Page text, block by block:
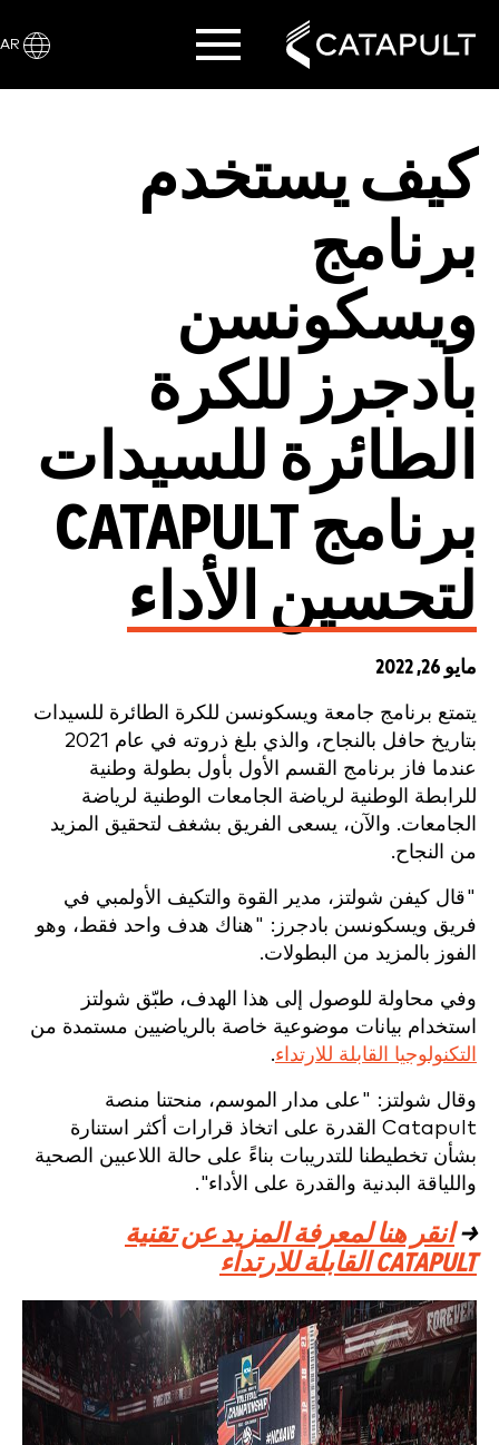
كيف يستخدم
برنامج
ويسكونسن
بادجرز للكرة
الطائرة للسيدات
برنامج CATAPULT
لتحسين الأداء
مايو 26, 2022
يتمتع برنامج جامعة ويسكونسن للكرة الطائرة للسيدات
بتاريخ حافل بالنجاح، والذي بلغ ذروته في عام 2021
عندما فاز برنامج القسم الأول بأول بطولة وطنية
للرابطة الوطنية لرياضة الجامعات الوطنية لرياضة
الجامعات. والآن، يسعى الفريق بشغف لتحقيق المزيد
من النجاح.
"قال كيفن شولتز، مدير القوة والتكيف الأولمبي في
فريق ويسكونسن بادجرز: "هناك هدف واحد فقط، وهو
الفوز بالمزيد من البطولات.
وفي محاولة للوصول إلى هذا الهدف، طبّق شولتز
استخدام بيانات موضوعية خاصة بالرياضيين مستمدة من
التكنولوجيا القابلة للارتداء.
وقال شولتز: "على مدار الموسم، منحتنا منصة
Catapult القدرة على اتخاذ قرارات أكثر استنارة
بشأن تخطيطنا للتدريبات بناءً على حالة اللاعبين الصحية
واللياقة البدنية والقدرة على الأداء".
→انقر هنا لمعرفة المزيد عن تقنية
CATAPULT القابلة للارتداء